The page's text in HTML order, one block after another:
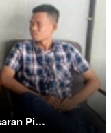
Pi…